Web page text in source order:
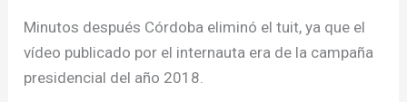
Minutos después Córdoba eliminó el tuit, ya que el
vídeo publicado por el internauta era de la campaña
presidencial del año 2018.
Neiva